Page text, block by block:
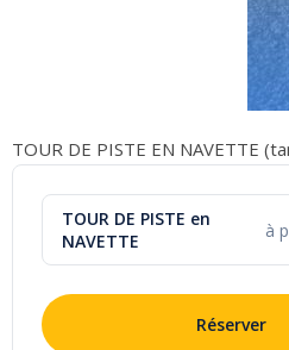
TOUR DE PISTE EN NAVETTE
TOUR DE PISTE en
NAVETTE
à
Réserver